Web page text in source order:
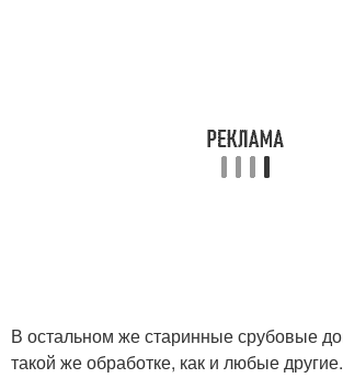
В остальном же старинные срубовые
такой же обработке, как и любые